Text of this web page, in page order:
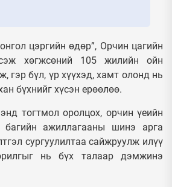
цэргийн өдөр”, Орчин цагийн
хөгжсөний 105 жилийн ойн
гэр бүл, үр хүүхэд, хамт олонд нь
бүхнийг хүсэн ерөөлөө.
тогтмол оролцох, орчин үеийн
багийн ажиллагааны шинэ арга
сургуулилтаа сайжруулж илүү
нь бүх талаар дэмжинэ